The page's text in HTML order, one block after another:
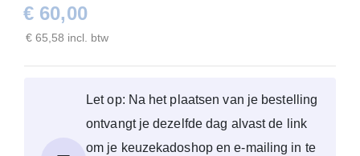
€ 60,00
€ 65,58 incl. btw
Let op: Na het plaatsen van je bestelling
ontvangt je dezelfde dag alvast de link
om je keuzekadoshop en e-mailing in te